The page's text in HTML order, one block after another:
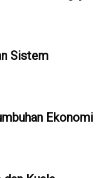
Sistem
Ekonomi